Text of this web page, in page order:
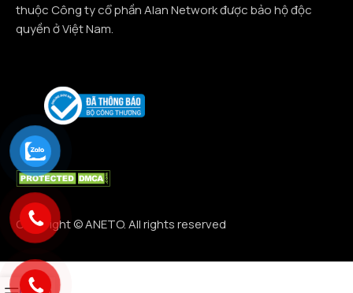
thuộc Công ty cổ phần Alan Network được bảo hộ độc
quyền ở Việt Nam.
Copyright © ANETO. All rights reserved